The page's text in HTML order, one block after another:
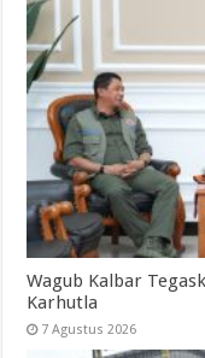
Wagub Kalbar
Karhutla
7 Agustus 2026